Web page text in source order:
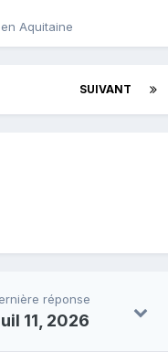
Aquitaine
SUIVANT
réponse
11, 2026